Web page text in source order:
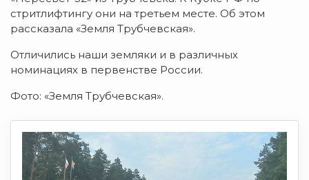
стритлифтингу они на третьем месте. Об этом
рассказала «Земля Трубчевская».
Отличились наши земляки и в различных
номинациях в первенстве России.
Фото: «Земля Трубчевская».